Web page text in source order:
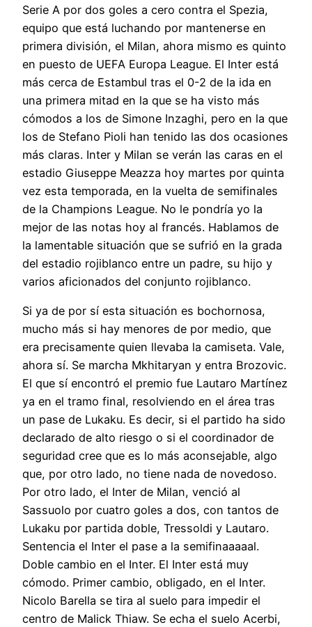
Serie A por dos goles a cero contra el Spezia,
equipo que está luchando por mantenerse en
primera división, el Milan, ahora mismo es quinto
en puesto de UEFA Europa League. El Inter está
más cerca de Estambul tras el 0-2 de la ida en
una primera mitad en la que se ha visto más
cómodos a los de Simone Inzaghi, pero en la que
los de Stefano Pioli han tenido las dos ocasiones
más claras. Inter y Milan se verán las caras en el
estadio Giuseppe Meazza hoy martes por quinta
vez esta temporada, en la vuelta de semifinales
de la Champions League. No le pondría yo la
mejor de las notas hoy al francés. Hablamos de
la lamentable situación que se sufrió en la grada
del estadio rojiblanco entre un padre, su hijo y
varios aficionados del conjunto rojiblanco.
Si ya de por sí esta situación es bochornosa,
mucho más si hay menores de por medio, que
era precisamente quien llevaba la camiseta. Vale,
ahora sí. Se marcha Mkhitaryan y entra Brozovic.
El que sí encontró el premio fue Lautaro Martínez
ya en el tramo final, resolviendo en el área tras
un pase de Lukaku. Es decir, si el partido ha sido
declarado de alto riesgo o si el coordinador de
seguridad cree que es lo más aconsejable, algo
que, por otro lado, no tiene nada de novedoso.
Por otro lado, el Inter de Milan, venció al
Sassuolo por cuatro goles a dos, con tantos de
Lukaku por partida doble, Tressoldi y Lautaro.
Sentencia el Inter el pase a la semifinaaaaal.
Doble cambio en el Inter. El Inter está muy
cómodo. Primer cambio, obligado, en el Inter.
Nicolo Barella se tira al suelo para impedir el
centro de Malick Thiaw. Se echa el suelo Acerbi,